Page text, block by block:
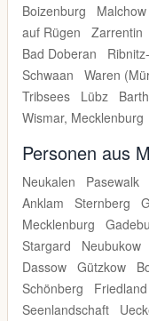
Boizenburg
Malchow
auf Rügen
Zarrentin
Bad Doberan
Schwaan
Waren
Tribsees
Lübz Barth
Wismar, Mecklenburg
Personen aus
Neukalen Pasewalk
Anklam
Sternberg
Mecklenburg
Stargard
Neubukow
Dassow Gützkow
Schönberg
Friedland
Seenlandschaft